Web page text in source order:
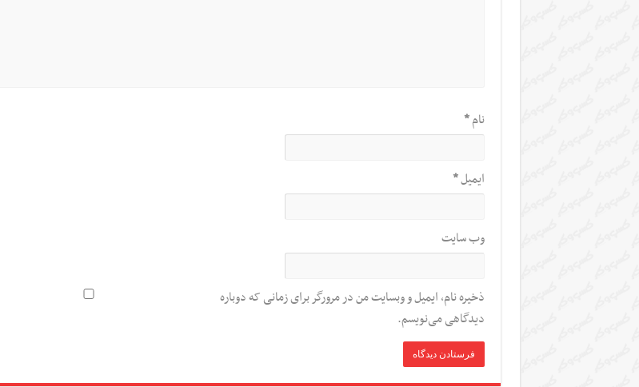
نام*
ایمیل*
وب‌ سایت
ذخیره نام، ایمیل و وبسایت من در مرورگر برای زمانی که دوباره
دیدگاهی می‌نویسم.